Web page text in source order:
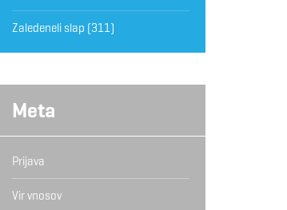
Zaledeneli slap (311)
Meta
Prijava
Vir vnosov